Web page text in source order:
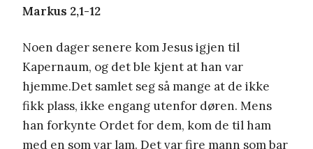
Markus 2,1-12
Noen dager senere kom Jesus igjen til
Kapernaum, og det ble kjent at han var
hjemme.Det samlet seg så mange at de ikke
fikk plass, ikke engang utenfor døren. Mens
han forkynte Ordet for dem, kom de til ham
med en som var lam. Det var fire mann som bar